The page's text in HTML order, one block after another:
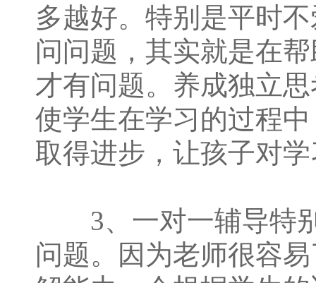
多越好。特别是平时
问问题，其实就是在
才有问题。养成独立
使学生在学习的过程
取得进步，让孩子对
3、一对一辅导特别
问题。因为老师很容